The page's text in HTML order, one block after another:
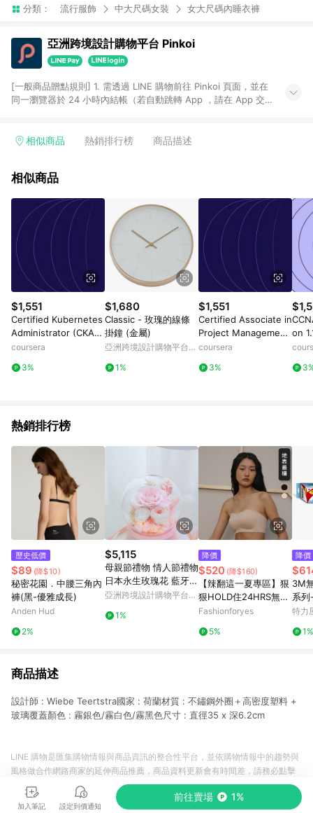
分類： 流行服飾 中大尺碼女裝 女大尺碼內睡衣褲
亞洲跨境設計購物平台 Pinkoi
[一般商品贈點規則] 1. 需透過 LINE 購物前往 Pinkoi 頁面，並在
同一瀏覽器於 24 小時內結帳（若自動跳轉 App ，請在 App 交
回饋訂單不得享有 Pinkoi 站方優惠，例如首購優惠，P coins，
行為，不具贈點資格，部分退款不在此限。 6. APP 請更新至
貨後 45 天後發送。 8. 群眾募資商品，禮物卡，開館保證金，補
運費，攤位費等不具贈點資格。 9. LINE 購物站上之商品規格、
顏色、價位、贈品如與 Pinkoi 商品資訊頁及購物車不符，以
Pinkoi 購物商品資訊頁及購物車標示為準。 10. 點數紅包使用規
則請以點數紅包活動說明為準。 11. 若於 LINE 購物前往 Pinkoi
頁面後才首次下載 Pinkoi APP 並完成訂單，不符合導購資格；承
上，首次下載 Pinkoi APP 後，需透過 LINE 購物前往 Pinkoi 頁
面，方享導購資格。
相似商品 熱銷排行榜 商品描述
相似商品
$1,551
Certified Kubernetes
Administrator (CKA):
Unit 3
coursera
3%
$1,680
Classic - 玫瑰的線條
掛鐘 (金屬)
亞洲跨境設計購物平台
1%
$1,551
Certified Associate in
Project Management
(CAPM)® Exam: Unit
coursera
3%
on
熱銷排行榜
歷史低價
$89 (降$10)
秘密花園．中腰三角內
褲(黑-優雅成長)
Anden Hud
2%
$5,115
母親節禮物 情人節禮物
日本永生玫瑰花 藍牙音
箱
亞洲跨境設計購物平台
1%
降價
$520 (降$160)
【辣翻這一夏專區】狠
狠HOLD住24HRS無感
平口內衣(日不落款)
Fashionforyes
5%
降價
3M
系
特力
1%
商品描述
設計師 : Wiebe Teertstra國家 : 荷蘭材質 : 不鏽鋼外圈＋高密度塑料 +
玻璃覆蓋顏色 : 霧銀色/霧白色/霧黑色尺寸 : 直徑35 x 深6.2cm
加入筆記 設定到價通知
前往賣場 1%
LINE 購物是匯集購物情報與商品資訊的整合性平台，並依購物情報中的趨勢與
風格做合作網路商家的延伸商品推薦，商品資料更新會有時間差，請務必點擊
商品至各合作網路商家，確認現售價與購物條件，一切資訊以合作廠商網頁為
準。